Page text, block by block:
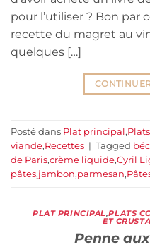
pour l’utiliser ? Bon par
recette du magret au
quelques […]
Posté dans Plat principal,
viande,Recettes | Tagged
de Paris,crème liquide,Cyril
pâtes,jambon,parmesan,
PLAT PRINCIPAL,PLATS
ET
Penne